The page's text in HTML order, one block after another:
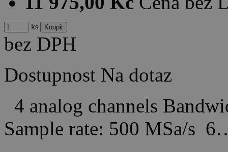
ks
bez DPH
Dostupnost Na dotaz
4 analog channels
Sample rate: 500 MSa/s